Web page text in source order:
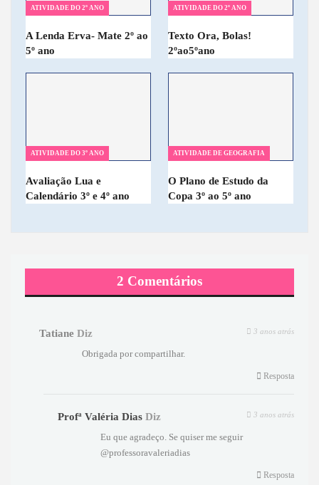
ATIVIDADE DO 2º ANO
A Lenda Erva- Mate 2º ao
5º ano
ATIVIDADE DO 2º ANO
Texto Ora, Bolas!
2ºao5ºano
ATIVIDADE DO 3º ANO
Avaliação Lua e
Calendário 3º e 4º ano
ATIVIDADE DE GEOGRAFIA
O Plano de Estudo da
Copa 3º ao 5º ano
2 Comentários
Tatiane Diz 3 anos atrás
Obrigada por compartilhar.
Resposta
Profª Valéria Dias Diz 3 anos atrás
Eu que agradeço. Se quiser me seguir
@professoravaleriadias
Resposta